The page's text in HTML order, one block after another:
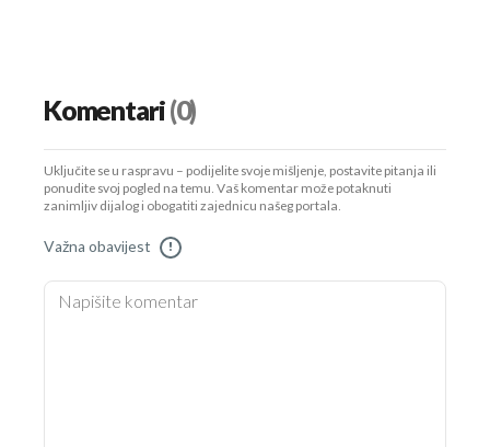
Komentari(0)
Uključite se u raspravu – podijelite svoje mišljenje, postavite pitanja ili
ponudite svoj pogled na temu. Vaš komentar može potaknuti
zanimljiv dijalog i obogatiti zajednicu našeg portala.
Važna obavijest !